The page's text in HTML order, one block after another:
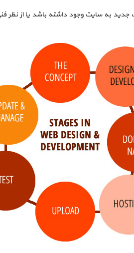
به سایت وجود داشته باشد یا از نظر